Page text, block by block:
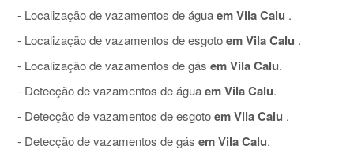
- Localização de vazamentos de águaem Vila Calu .
- Localização de vazamentos de esgotoem Vila Calu .
- Localização de vazamentos de gás em Vila Calu.
- Detecção de vazamentos de águaem Vila Calu.
- Detecção de vazamentos de esgotoem Vila Calu .
- Detecção de vazamentos de gás em Vila Calu.